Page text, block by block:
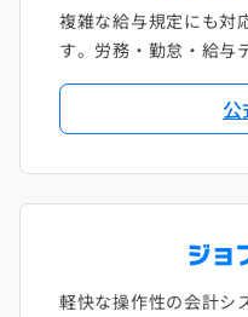
複雑な給与規定にも対
す。労務・勤怠・給与
公
軽快な操作性の会計シ